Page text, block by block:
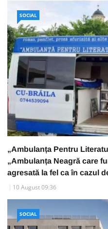
SOCIAL
„Ambulanța Pentru
„Ambulanța Neagră care
agresată la fel ca în cazul
10 August 09:36
SOCIAL